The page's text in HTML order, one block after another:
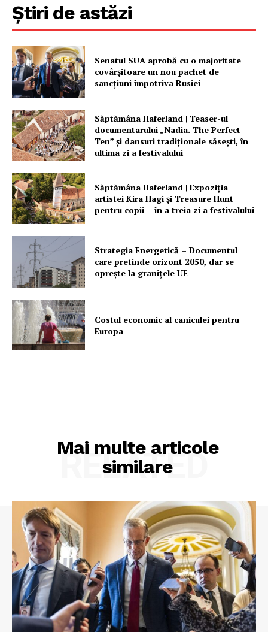
Proiecte editoriale
Rețea
Știri de astăzi
Senatul SUA aprobă cu o majoritate
covârșitoare un nou pachet de
sancțiuni împotriva Rusiei
Săptămâna Haferland | Teaser-ul
documentarului „Nadia. The Perfect
Ten” şi dansuri tradiţionale săseşti, în
ultima zi a festivalului
Săptămâna Haferland | Expoziţia
artistei Kira Hagi şi Treasure Hunt
pentru copii – în a treia zi a festivalului
Strategia Energetică – Documentul
care pretinde orizont 2050, dar se
oprește la granițele UE
Costul economic al caniculei pentru
Europa
Mai multe articole
similare
RELATED